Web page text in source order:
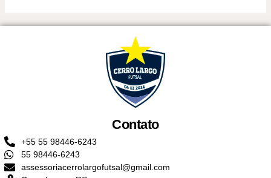
Contato
+55 55 98446-6243
55 98446-6243
assessoriacerrolargofutsal@gmail.com